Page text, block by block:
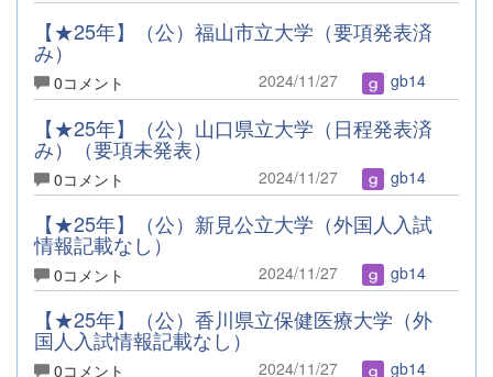
【★25年】（公）福山市立大学（要項発表済
み）
0コメント 2024/11/27 gb14
【★25年】（公）山口県立大学（日程発表済
み）（要項未発表）
0コメント 2024/11/27 gb14
【★25年】（公）新見公立大学（外国人入試
情報記載なし）
0コメント 2024/11/27 gb14
【★25年】（公）香川県立保健医療大学（外
国人入試情報記載なし）
0コメント 2024/11/27 gb14